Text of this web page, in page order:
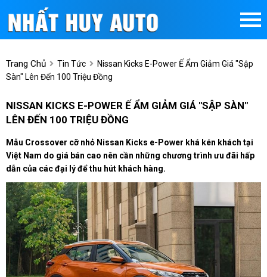
Trang Chủ Tin Tức
Nissan Kicks E-Power Ế Ẩm Giảm Giá "sập
Sàn" Lên Đến 100 Triệu Đồng
NISSAN KICKS E-POWER Ế ẨM GIẢM GIÁ "SẬP SÀN"
LÊN ĐẾN 100 TRIỆU ĐỒNG
Mẫu Crossover cỡ nhỏ Nissan Kicks e-Power khá kén khách tại
Việt Nam do giá bán cao nên cần những chương trình ưu đãi hấp
dẫn của các đại lý để thu hút khách hàng.